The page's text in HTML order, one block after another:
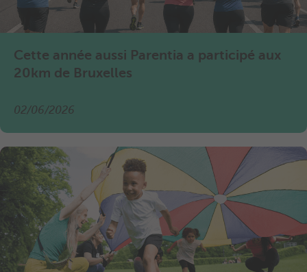
Cette année aussi Parentia a participé aux
20km de Bruxelles
02/06/2026